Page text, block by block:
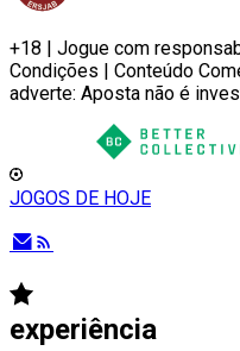
+18 | Jogue com
Condições | Conteúdo
adverte: Aposta não é
JOGOS DE HOJE
experiência